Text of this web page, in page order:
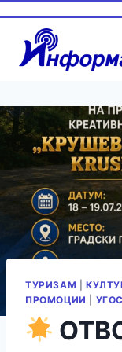
content
ТУРИЗАМ
ПРОМОЦИИ